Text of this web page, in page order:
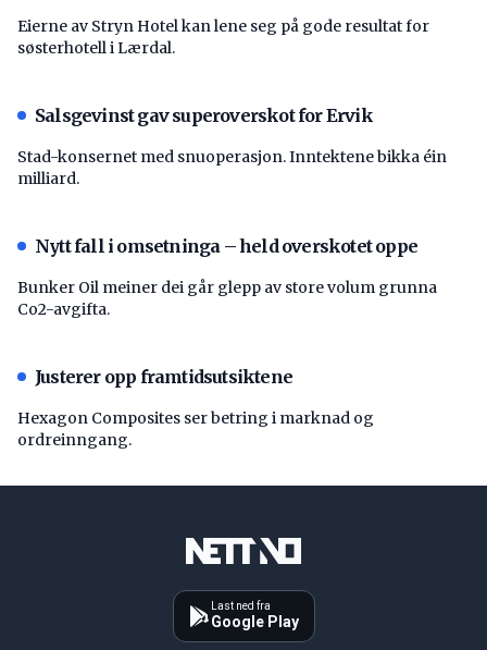
Eierne av Stryn Hotel kan lene seg på gode resultat for
søsterhotell i Lærdal.
Salsgevinst gav superoverskot for Ervik
Stad-konsernet med snuoperasjon. Inntektene bikka éin
milliard.
Nytt fall i omsetninga – held overskotet oppe
Bunker Oil meiner dei går glepp av store volum grunna
Co2-avgifta.
Justerer opp framtidsutsiktene
Hexagon Composites ser betring i marknad og
ordreinngang.
Last ned fra
Google Play